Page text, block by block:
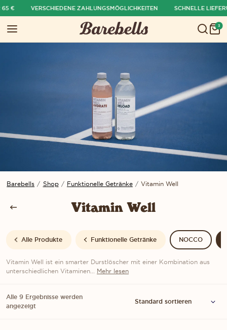
€ VERSCHIEDENE ZAHLUNGSMÖGLICHKEITEN SCHNELLE
Menü öffnen 3
Barebells / Shop / Funktionelle Getränke / Vitamin Well
Vitamin Well
Vitamin Well ist ein smarter Durstlöscher mit einer Kombination aus
unterschiedlichen Vitaminen...
Mehr lesen
Alle Produkte Funktionelle Getränke NOCCO
Alle 9 Ergebnisse werden
angezeigt
ausblenden